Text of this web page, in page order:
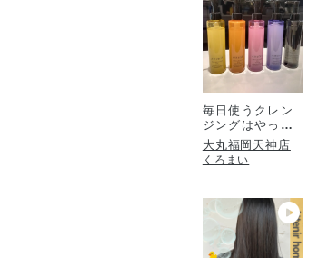
毎日使うクレン
ジングはやっぱ
りアテニア💎
大丸福岡天神店
くろまい